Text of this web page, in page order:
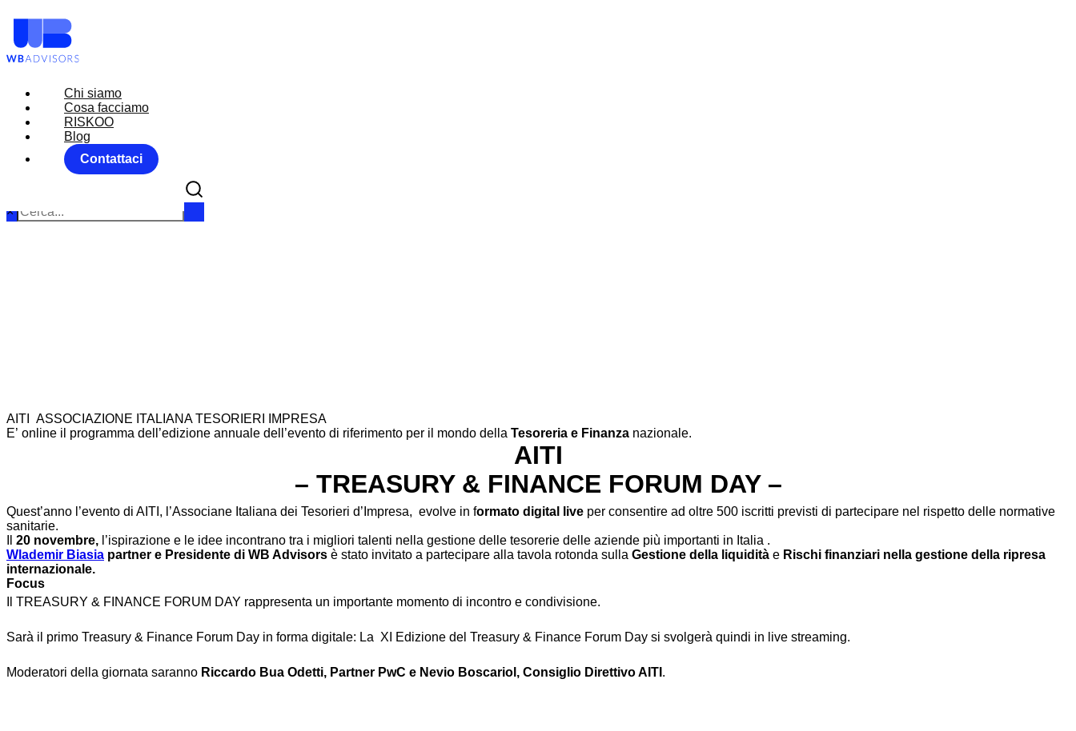
Chi siamo
Cosa facciamo
RISKOO
Blog
Contattaci
Chi siamo
Cosa facciamo
RISKOO
Blog
Contattaci
×
AITI ASSOCIAZIONE ITALIANA TESORIERI IMPRESA
E’ online il programma dell’edizione annuale dell’evento di riferimento per il mondo della Tesoreria e Finanza nazionale.
AITI
– TREASURY & FINANCE FORUM DAY –
Quest’anno l’evento di AITI, l’Associane Italiana dei Tesorieri d’Impresa, evolve in formato digital live per consentire ad oltre 500 iscritti previsti di partecipare nel rispetto delle normative
sanitarie.
20 novembre, l’ispirazione e le idee incontrano tra i migliori talenti nella gestione delle tesorerie delle aziende più importanti in Italia .
Wlademir Biasia partner e Presidente di WB Advisors è stato invitato a partecipare alla tavola rotonda sulla Gestione della liquidità e Rischi finanziari nella gestione della ripresa
internazionale.
Focus
Il TREASURY & FINANCE FORUM DAY rappresenta un importante momento di incontro e condivisione.
Sarà il primo Treasury & Finance Forum Day in forma digitale: La XI Edizione del Treasury & Finance Forum Day si svolgerà quindi in live streaming.
Moderatori della giornata saranno Riccardo Bua Odetti, Partner PwC e Nevio Boscariol, Consiglio Direttivo AITI .